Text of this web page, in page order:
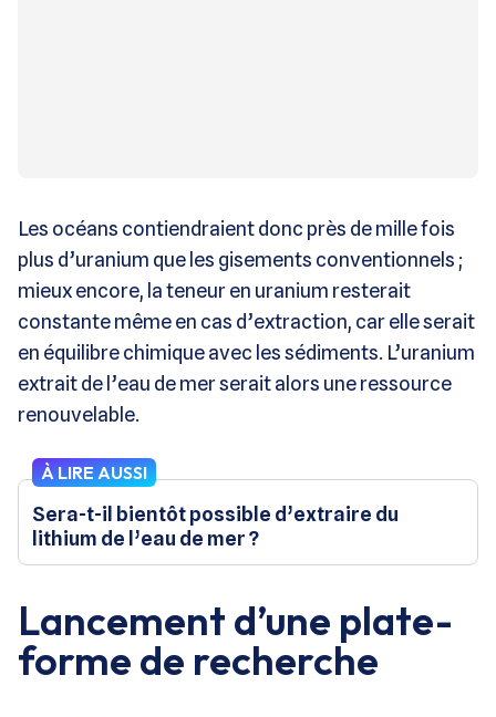
Les océans contiendraient donc près de mille fois
plus d’uranium que les gisements conventionnels ;
mieux encore, la teneur en uranium resterait
constante même en cas d’extraction, car elle serait
en équilibre chimique avec les sédiments. L’uranium
extrait de l’eau de mer serait alors une ressource
renouvelable.
À LIRE AUSSI
Sera-t-il bientôt possible d’extraire du
lithium de l’eau de mer ?
Lancement d’une plate-
forme de recherche